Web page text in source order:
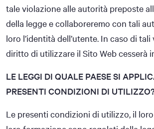
tale violazione alle autorità preposte
della legge e collaboreremo con tali
loro l’identità dell’utente. In caso di
diritto di utilizzare il Sito Web cesserà
LE LEGGI DI QUALE PAESE SI
PRESENTI CONDIZIONI DI
Le presenti condizioni di utilizzo, il